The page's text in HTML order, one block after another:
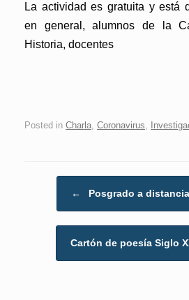
La actividad es gratuita y está
en general, alumnos de la
Historia, docentes
Posted in Charla Coronavirus
← Posgrado a
Cartón de poesía Siglo